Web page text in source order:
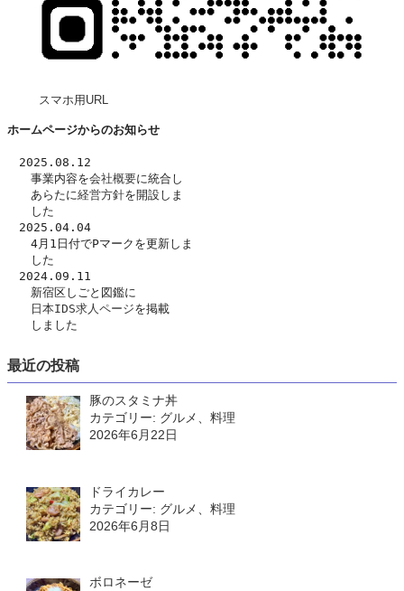
スマホ用URL
ホームページからのお知らせ
2025.08.12
事業内容を会社概要に統合し
あらたに経営方針を開設しま
した
2025.04.04
4月1日付でPマークを更新しま
した
2024.09.11
新宿区しごと図鑑に
日本IDS求人ページを掲載
しました
最近の投稿
豚のスタミナ丼
カテゴリー: グルメ、料理
2026年6月22日
ドライカレー
カテゴリー: グルメ、料理
2026年6月8日
ボロネーゼ